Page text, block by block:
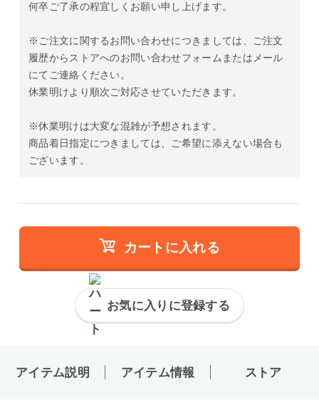
何卒ご了承の程宜しくお願い申し上げます。
※ご注文に関するお問い合わせにつきましては、ご注文
履歴からストアへのお問い合わせフォームまたはメール
にてご連絡ください。
休業明けより順次ご対応させていただきます。
※休業明けは大変な混雑が予想されます。
商品着日指定につきましては、ご希望に添えない場合も
ございます。
カートに入れる
お気に入りに登録する
アイテム説明 アイテム情報 ストア